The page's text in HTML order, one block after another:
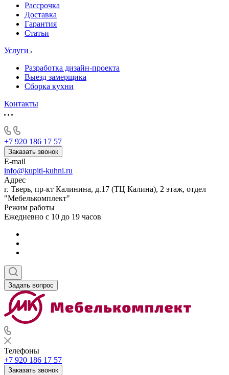
Рассрочка
Доставка
Гарантия
Статьи
Услуги
Разработка дизайн-проекта
Выезд замерщика
Сборка кухни
Контакты
+7 920 186 17 57
Заказать звонок
E-mail
info@kupiti-kuhni.ru
Адрес
г. Тверь, пр-кт Калинина, д.17 (ТЦ Калина), 2 этаж, отдел
"Мебелькомплект"
Режим работы
Ежедневно с 10 до 19 часов
Задать вопрос
Телефоны
+7 920 186 17 57
Заказать звонок